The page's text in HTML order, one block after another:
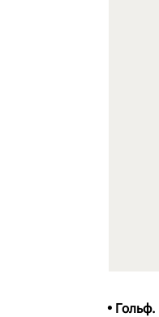
• Гольф.